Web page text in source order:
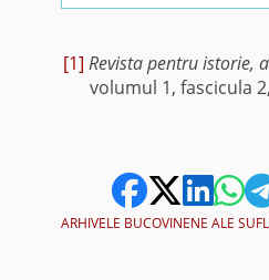
[1] Revista pentru istorie,
volumul 1, fascicula
ARHIVELE BUCOVINENE ALE